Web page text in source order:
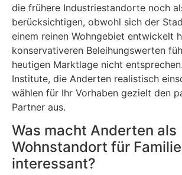
die frühere Industriestandorte noch
berücksichtigen, obwohl sich der
einem reinen Wohngebiet entwickelt
konservativeren Beleihungswerten
heutigen Marktlage nicht
Institute, die Anderten realistisch
wählen für Ihr Vorhaben gezielt den
Partner aus.
Was macht Anderten als
Wohnstandort für
interessant?